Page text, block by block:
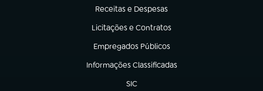
Receitas e Despesas
(abre em nova aba)
Licitações e Contratos
(abre em nova aba)
Empregados Públicos
(abre em nova aba)
Informações Classificadas
(abre em nova aba)
SIC
(abre em nova aba)